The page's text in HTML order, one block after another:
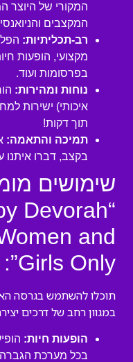
המקורי של היוצר
המקצבים
רב-תכליתיות:
מקצועי, הופעות
בפרסומות ועוד.
נוחות ומהירות:
איכותי) ישירות
תוך דקות!
תמיכה והתאמה:
בקצב, דברו איתנו
שימושים
Devorah
and
Girls Only”:
תוכלו להשתמש בגרסה
במגוון רחב של דרכים
הופעות חיות:
בכל מערכת